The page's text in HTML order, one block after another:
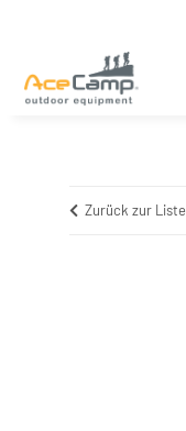
Zurück zur Liste